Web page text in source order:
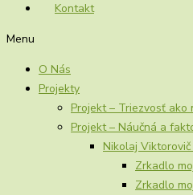
Kontakt
Menu
O Nás
Projekty
Projekt – Triezvosť ako
Projekt – Náučná a
Nikolaj
Zrkadlo
Zrkadlo